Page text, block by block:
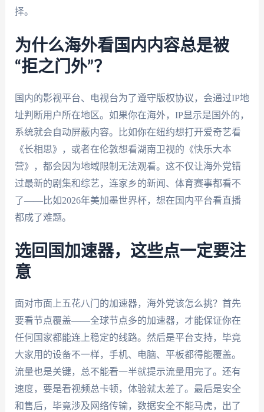
择。
为什么海外看国内内容总是被
“拒之门外”？
国内的影视平台、电视台为了遵守版权协议，会通过IP地
址判断用户所在地区。如果你在海外，IP显示是国外的，
系统就会自动屏蔽内容。比如你在纽约想打开爱奇艺看
《长相思》，或者在伦敦想看湖南卫视的《快乐大本
营》，都会因为地域限制无法观看。这不仅让海外党错
过最新的剧集和综艺，连家乡的新闻、体育赛事都看不
了——比如2026年美加墨世界杯，想在国内平台看直播
都成了难题。
选回国加速器，这些点一定要注
意
面对市面上五花八门的加速器，海外党该怎么挑？首先
要看节点覆盖——全球节点多的加速器，才能保证你在
任何国家都能连上稳定的线路。然后是平台支持，毕竟
大家用的设备不一样，手机、电脑、平板都得能覆盖。
流量也是关键，总不能看一半就提示流量用完了。还有
速度，要是看视频总卡顿，体验就太差了。最后是安全
和售后，毕竟涉及网络传输，数据安全不能马虎，出了